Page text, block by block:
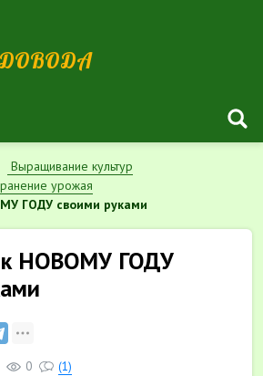
Выращивание культур
урожая
ГОДУ своими руками
к НОВОМУ ГОДУ
0 (1)